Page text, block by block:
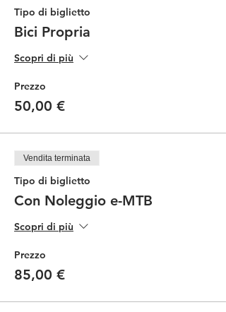
Tipo di biglietto
Bici Propria
Scopri di più
Prezzo
50,00 €
Vendita terminata
Tipo di biglietto
Con Noleggio e-MTB
Scopri di più
Prezzo
85,00 €